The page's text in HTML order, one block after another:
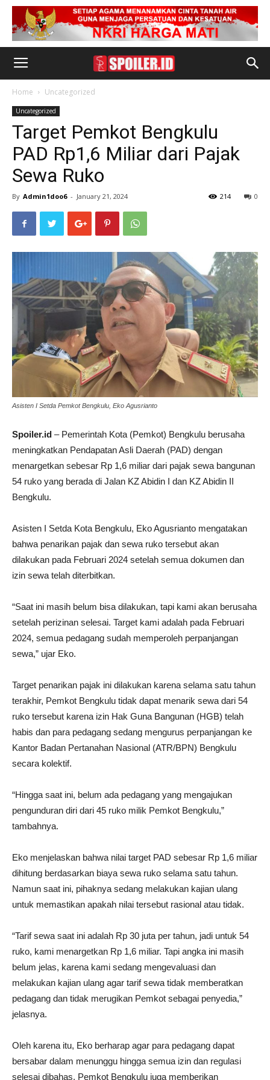
Home Uncategorized
Uncategorized
Target Pemkot Bengkulu
PAD Rp1,6 Miliar dari Pajak
Sewa Ruko
By Admin1doo6 - January 21, 2024 0
214
Asisten I Setda Pemkot Bengkulu, Eko Agusrianto
Spoiler.id – Pemerintah Kota (Pemkot) Bengkulu berusaha
meningkatkan Pendapatan Asli Daerah (PAD) dengan
menargetkan sebesar Rp 1,6 miliar dari pajak sewa bangunan
54 ruko yang berada di Jalan KZ Abidin I dan KZ Abidin II
Bengkulu.
Asisten I Setda Kota Bengkulu, Eko Agusrianto mengatakan
bahwa penarikan pajak dan sewa ruko tersebut akan
dilakukan pada Februari 2024 setelah semua dokumen dan
izin sewa telah diterbitkan.
“Saat ini masih belum bisa dilakukan, tapi kami akan berusaha
setelah perizinan selesai. Target kami adalah pada Februari
2024, semua pedagang sudah memperoleh perpanjangan
sewa,” ujar Eko.
Target penarikan pajak ini dilakukan karena selama satu tahun
terakhir, Pemkot Bengkulu tidak dapat menarik sewa dari 54
ruko tersebut karena izin Hak Guna Bangunan (HGB) telah
habis dan para pedagang sedang mengurus perpanjangan ke
Kantor Badan Pertanahan Nasional (ATR/BPN) Bengkulu
secara kolektif.
“Hingga saat ini, belum ada pedagang yang mengajukan
pengunduran diri dari 45 ruko milik Pemkot Bengkulu,”
tambahnya.
Eko menjelaskan bahwa nilai target PAD sebesar Rp 1,6 miliar
dihitung berdasarkan biaya sewa ruko selama satu tahun.
Namun saat ini, pihaknya sedang melakukan kajian ulang
untuk memastikan apakah nilai tersebut rasional atau tidak.
“Tarif sewa saat ini adalah Rp 30 juta per tahun, jadi untuk 54
ruko, kami menargetkan Rp 1,6 miliar. Tapi angka ini masih
belum jelas, karena kami sedang mengevaluasi dan
melakukan kajian ulang agar tarif sewa tidak memberatkan
pedagang dan tidak merugikan Pemkot sebagai penyedia,”
jelasnya.
Oleh karena itu, Eko berharap agar para pedagang dapat
bersabar dalam menunggu hingga semua izin dan regulasi
selesai dibahas. Pemkot Bengkulu juga memberikan